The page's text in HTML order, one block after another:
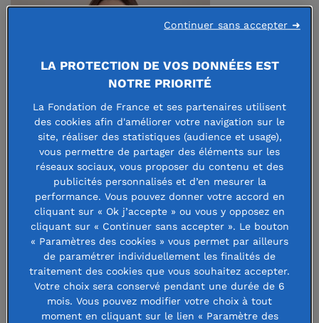
4 juin 2024
"L'approche globale est la condition pour
transformer en profondeur nos systèmes
agricoles et alimentaires"
Mathilde Douillet, responsable de l’axe Alimentation
durable à la Fondation Daniel et Nina Carasso, revient sur
les priorités d’action de la fondation qui, depuis 14 ans, a
su faire évoluer sa stratégie pour faire face aux enjeux de
transition des ...
LA PROTECTION DE VOS DONNÉES EST
NOTRE PRIORITÉ
La Fondation de France et ses partenaires utilisent
des cookies afin d'améliorer votre navigation sur le
site, réaliser des statistiques (audience et usage),
vous permettre de partager des éléments sur les
réseaux sociaux, vous proposer du contenu et des
publicités personnalisés et d’en mesurer la
performance. Vous pouvez donner votre accord en
cliquant sur « Ok j’accepte » ou vous y opposez en
cliquant sur « Continuer sans accepter ». Le bouton
« Paramètres des cookies » vous permet par ailleurs
de paramétrer individuellement les finalités de
traitement des cookies que vous souhaitez accepter.
Votre choix sera conservé pendant une durée de 6
mois. Vous pouvez modifier votre choix à tout
moment en cliquant sur le lien « Paramètre des
Continuer sans accepter ➜